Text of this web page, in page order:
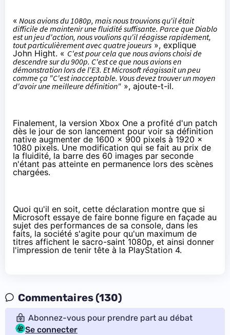
« Nous avions du 1080p, mais nous trouvions qu'il était
difficile de maintenir une fluidité suffisante. Parce que Diablo
est un jeu d'action, nous voulions qu'il réagisse rapidement,
tout particulièrement avec quatre joueurs», explique
John Hight. « C'est pour cela que nous avions choisi de
descendre sur du 900p. C'est ce que nous avions en
démonstration lors de l'E3. Et Microsoft réagissait un peu
comme ça "C'est inacceptable. Vous devez trouver un moyen
d'avoir une meilleure définition" », ajoute-t-il.
Finalement, la version Xbox One a profité d'un patch
dès le jour de son lancement pour voir sa définition
native augmenter de 1600 x 900 pixels à 1920 x
1080 pixels. Une modification qui se fait au prix de
la fluidité, la barre des 60 images par seconde
n'étant pas atteinte en permanence lors des scènes
chargées.
Quoi qu'il en soit, cette déclaration montre que si
Microsoft essaye de faire bonne figure en façade au
sujet des performances de sa console, dans les
faits, la société s'agite pour qu'un maximum de
titres affichent le sacro-saint 1080p, et ainsi donner
l'impression de tenir tête à la PlayStation 4.
Commentaires (130)
Abonnez-vous pour prendre part au débat
Se connecter